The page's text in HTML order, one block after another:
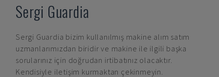
Sergi Guardia
Sergi Guardia bizim kullanılmış makine alım satım
uzmanlarımızdan biridir ve makine ile ilgili başka
sorularınız için doğrudan irtibatınız olacaktır.
Kendisiyle iletişim kurmaktan çekinmeyin.